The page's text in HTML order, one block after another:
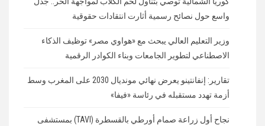
واسع حول نصائح رسمية أثارت انتقادات حقوقية
وزير التعليم العالي يبحث مع «هواوي مصر» توظيف الذكاء
الاصطناعي لتطوير الجامعات وبناء الكوادر الرقمية
تقارير: إنفانتينو يعرض نهائي مونديال 2030 على المغرب وسط
أزمة تهدد مستقبله في رئاسة «فيفا»
نجاح أول زراعة صمام أورطي بالقسطرة (TAVI) بمستشفى